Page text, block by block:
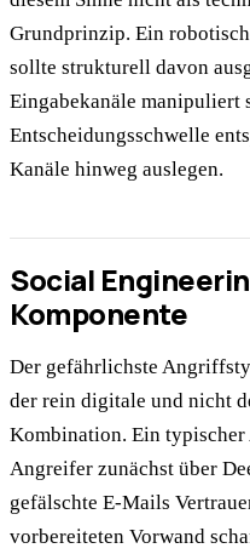
Grundprinzip. Ein
sollte strukturell davon
Eingabekanäle manipuliert
Entscheidungsschwelle
Kanäle hinweg auslegen.
Social
Komponente
Der gefährlichste
der rein digitale und nicht
Kombination. Ein
Angreifer zunächst über
gefälschte E-Mails
vorbereiteten Vorwand